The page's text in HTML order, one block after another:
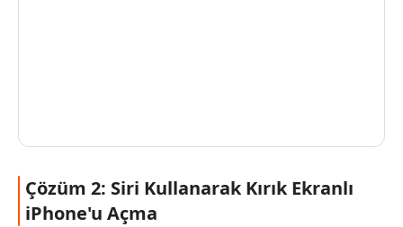
Çözüm 2: Siri Kullanarak Kırık Ekranlı
iPhone'u Açma